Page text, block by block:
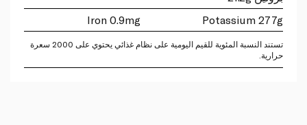
Iron 0.9mg
Potassium 277g
تستند النسبة المئوية للقيم اليومية على نظام غذائي يحتوي على 2000 سعرة
حرارية.